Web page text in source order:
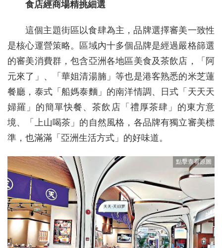
食店經商場精挑細選
這個主題街區以食肆為主，品牌選擇審美一致性
是核心運營策略。區域內十多個品牌是經過嚴格篩選
的審美消費群，包含亞洲各地區美食及茶飲店，「阿
元來了」、「華姐清湯腩」等也是港客熟悉的米芝蓮
餐廳，泰式「船媽泰麵」的南洋情調、日式「天天天
婦羅」的簡單快餐、茶飲店「禮厚茶肆」的東方意
境、「上山喝茶」的自然風格，各品牌有獨立審美標
準，也滿滿「亞洲生活方式」的好味道。